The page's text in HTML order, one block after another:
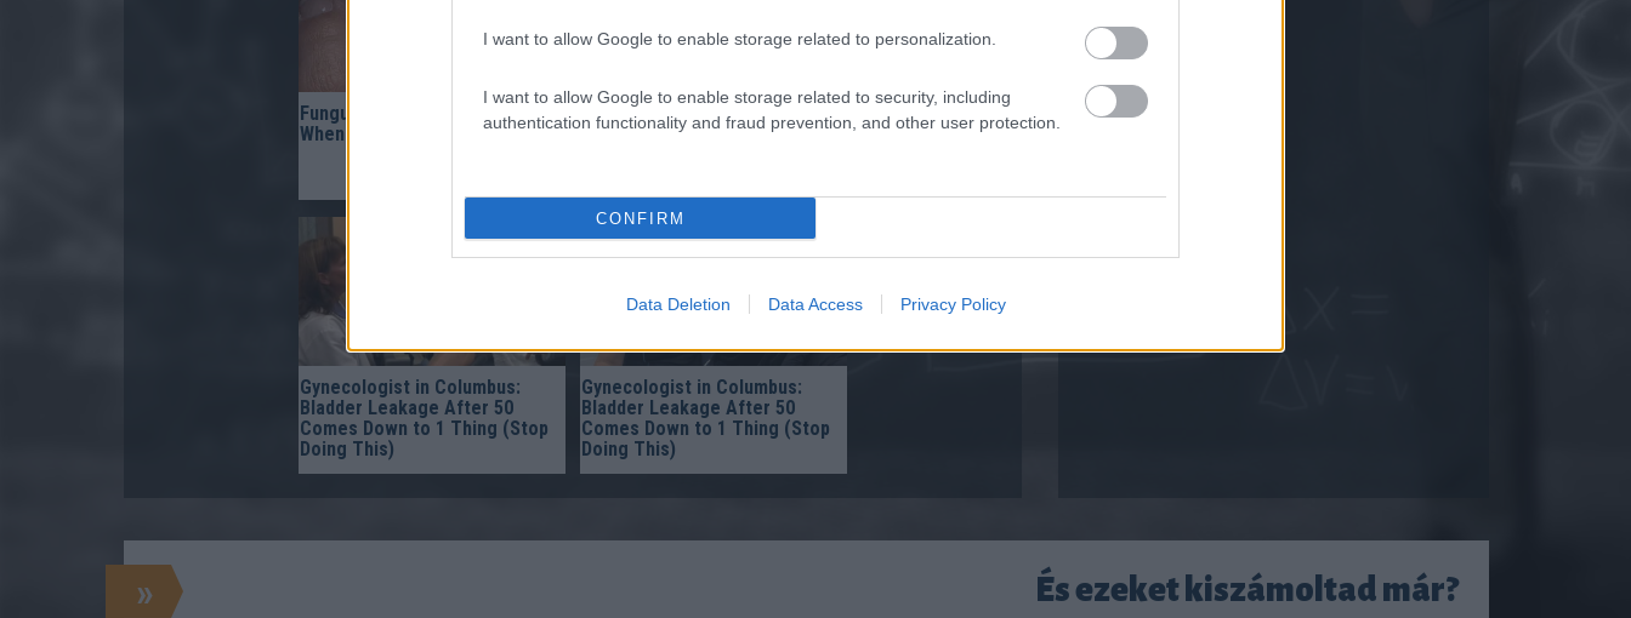
I want to allow Google to enable storage related to personalization.
I want to allow Google to enable storage related to security, including
authentication functionality and fraud prevention, and other user protection.
CONFIRM
Data Deletion Data Access Privacy Policy
Fungus Suffocates and Dies
When You Apply This at Night
Gynecologist in Columbus:
Bladder Leakage After 50
Gynecologist in Columbus:
Bladder Leakage After 50
Comes Down to 1 Thing (Stop
Doing This)
Gynecologist in Columbus:
Bladder Leakage After 50
Comes Down to 1 Thing (Stop
Doing This)
» És ezeket kiszámoltad már?